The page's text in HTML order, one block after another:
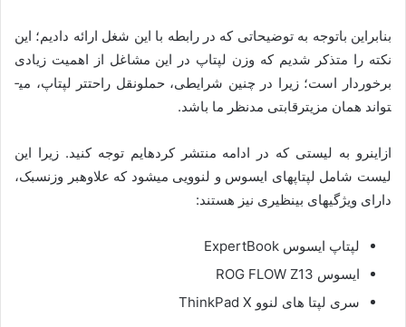
بنابراین باتوجه به توضیحاتی که در رابطه با این شغل ارائه دادیم؛ این
نکته را متذکر شدیم که وزن لپ­تاپ در این مشاغل از اهمیت زیادی
برخوردار است؛ زیرا در چنین شرایطی، حمل­و­نقل راحت­تر لپ­تاپ، می­
تواند همان مزیت­رقابتی مدنظر ما باشد.
ازاین­رو به لیستی که در ادامه منتشر کرده­ایم توجه کنید. زیرا این
لیست شامل لپ­تاپ­های ایسوس و لنوویی می­شود که علاوه­بر وزن­سبک،
دارای ویژگی­های بی­نظیری نیز هستند:
لپ­تاپ ایسوس ExpertBook
ایسوس ROG FLOW Z13
سری لپ­تا های لنوو ThinkPad X